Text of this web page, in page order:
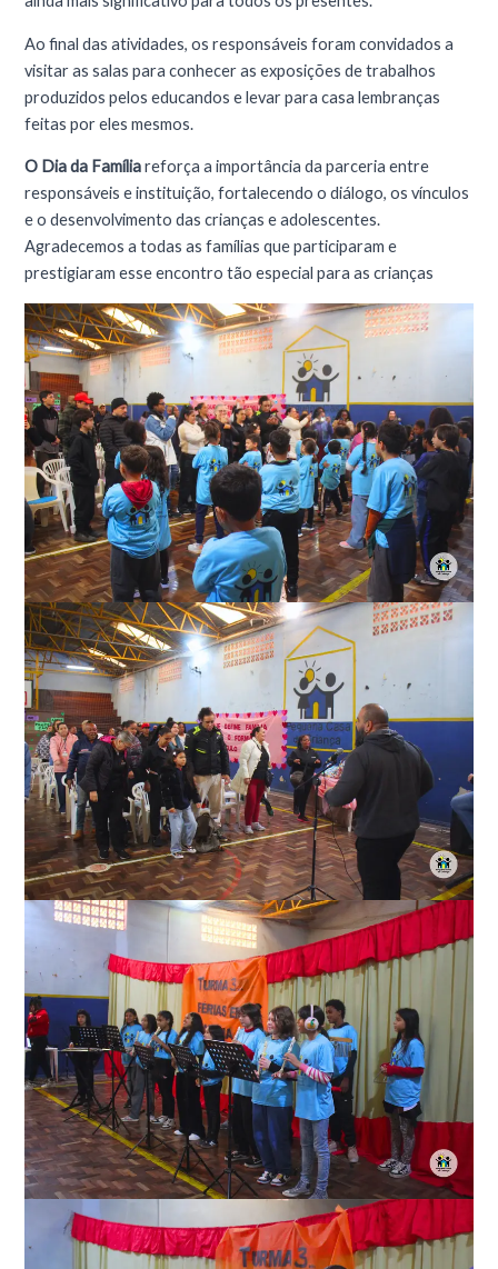
Ao final das atividades, os responsáveis foram convidados a
visitar as salas para conhecer as exposições de trabalhos
produzidos pelos educandos e levar para casa lembranças
feitas por eles mesmos.
O Dia da Famíliareforça a importância da parceria entre
responsáveis e instituição, fortalecendo o diálogo, os vínculos
e o desenvolvimento das crianças e adolescentes.
Agradecemos a todas as famílias que participaram e
prestigiaram esse encontro tão especial para as crianças